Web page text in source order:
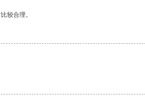
较合理。